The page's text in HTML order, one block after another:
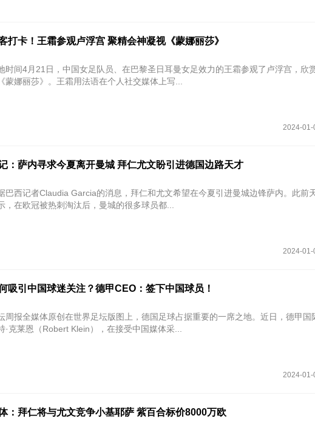
打卡！王霜参观卢浮宫 聚精会神凝视《蒙娜丽莎》
时间4月21日，中国女足队员、在巴黎圣日耳曼女足效力的王霜参观了卢浮宫，欣
蒙娜丽莎》。王霜用法语在个人社交媒体上写...
2024-01-
：萨内寻求今夏离开曼城 拜仁尤文盼引进德国边路天才
巴西记者Claudia Garcia的消息，拜仁和尤文希望在今夏引进曼城边锋萨内。此前
，在欧冠被热刺淘汰后，曼城的很多球员都...
2024-01-
吸引中国球迷关注？德甲CEO：签下中国球员！
周报全媒体原创在世界足坛版图上，德国足球占据重要的一席之地。近日，德甲国
·克莱恩（Robert Klein），在接受中国媒体采...
2024-01-
：拜仁将与尤文竞争小基耶萨 紫百合标价8000万欧